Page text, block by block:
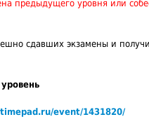
предыдущего уровня или
сдавших экзамены и
event/1431820/